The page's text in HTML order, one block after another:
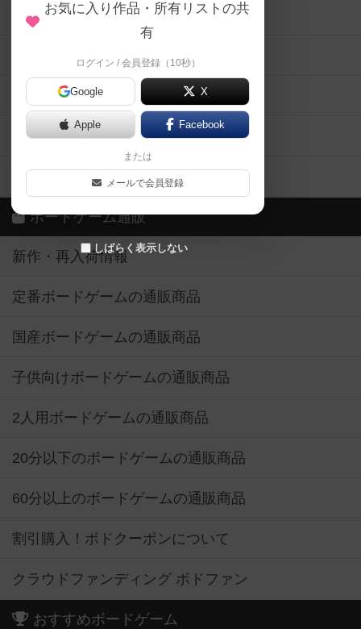
お気に入り作品・所有リストの共
有
ログイン / 会員登録（10秒）
Google X
Apple Facebook
または
メールで会員登録
しばらく表示しない
メカニクス特集
掲示板・トピックス
ボドとも・会員一覧
ボードゲーム業界コラム
ボドゲーマご利用案内
ボードゲーム通販
新作・再入荷情報
定番ボードゲームの通販商品
国産ボードゲームの通販商品
子供向けボードゲームの通販商品
2人用ボードゲームの通販商品
20分以下のボードゲームの通販商品
60分以上のボードゲームの通販商品
割引購入！ボドクーポンについて
クラウドファンディング ボドファン
おすすめボードゲーム